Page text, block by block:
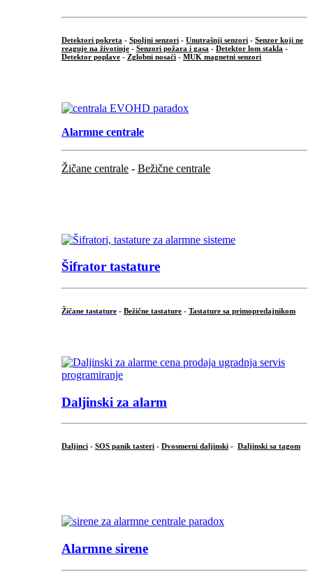
Detektori pokreta - Spoljni senzori - Unutrašnji senzori - Senzor koji ne
reaguje na životinje - Senzori požara i gasa - Detektor lom stakla -
Detektor poplave - Zglobni nosači - MUK magnetni senzori
Alarmne centrale
Žičane centrale - Bežične centrale
Šifrator tastature
Žičane tastature - Bežične tastature - Tastature sa primopredajnikom
Daljinski za alarm
Daljinci - SOS panik tasteri - Dvosmerni daljinski - Daljinski sa tagom
Alarmne sirene